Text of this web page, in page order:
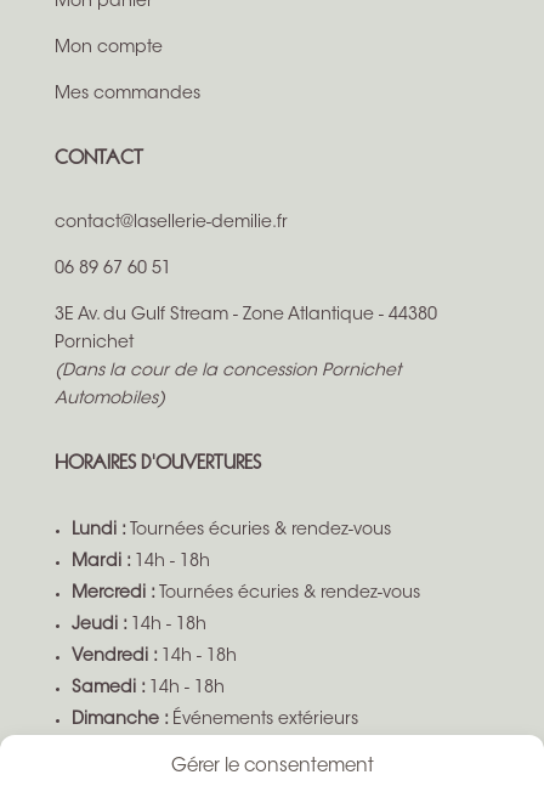
Gérer le consentement
Mon compte
Mes commandes
CONTACT
contact@lasellerie-demilie.fr
06 89 67 60 51
3E Av. du Gulf Stream - Zone Atlantique - 44380
Pornichet
(Dans la cour de la concession Pornichet
Automobiles)
HORAIRES D'OUVERTURES
Lundi : Tournées écuries & rendez-vous
Mardi : 14h - 18h
Mercredi : Tournées écuries & rendez-vous
Jeudi : 14h - 18h
Vendredi : 14h - 18h
Samedi : 14h - 18h
Dimanche : Événements extérieurs
Boutique ouverte sur demande selon disponibilité